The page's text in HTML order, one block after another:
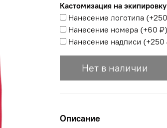
Кастомизация на экипировку
Нанесение логотипа (+
Нанесение номера (+60 ₽)
Нанесение надписи (+250
Нет в наличии
Описание